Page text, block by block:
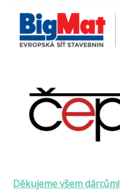
Děkujeme všem dárcům!